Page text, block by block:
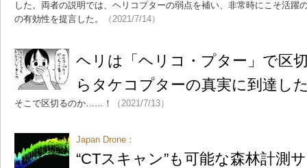
した。両者の説明では、ヘリコプターの弱点を補い、非常時にこそ活躍
の有効性を提言した。
（2021/7/14）
ヘリは「ヘリコ・プター」で区
らタケコプターの真実に到達し
そこで区切るのか……！ （2021/7/13）
Japan Drone：
“CTスキャン”も可能な森林計測